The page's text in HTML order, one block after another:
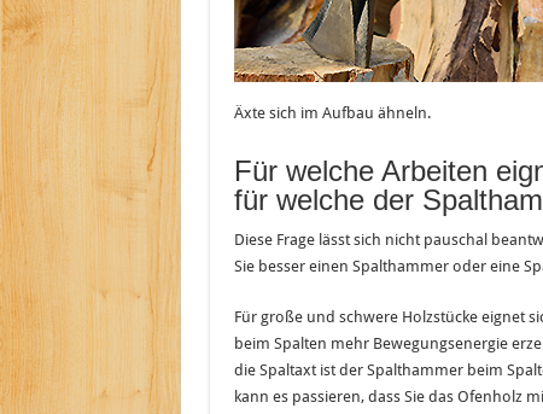
Äxte sich im Aufbau ähneln.
Für welche Arbeiten
für welche der
Diese Frage lässt sich nicht pauschal
Sie besser einen Spalthammer oder eine
Für große und schwere Holzstücke eignet
beim Spalten mehr Bewegungsenergie
die Spaltaxt ist der Spalthammer beim
kann es passieren, dass Sie das Ofenholz